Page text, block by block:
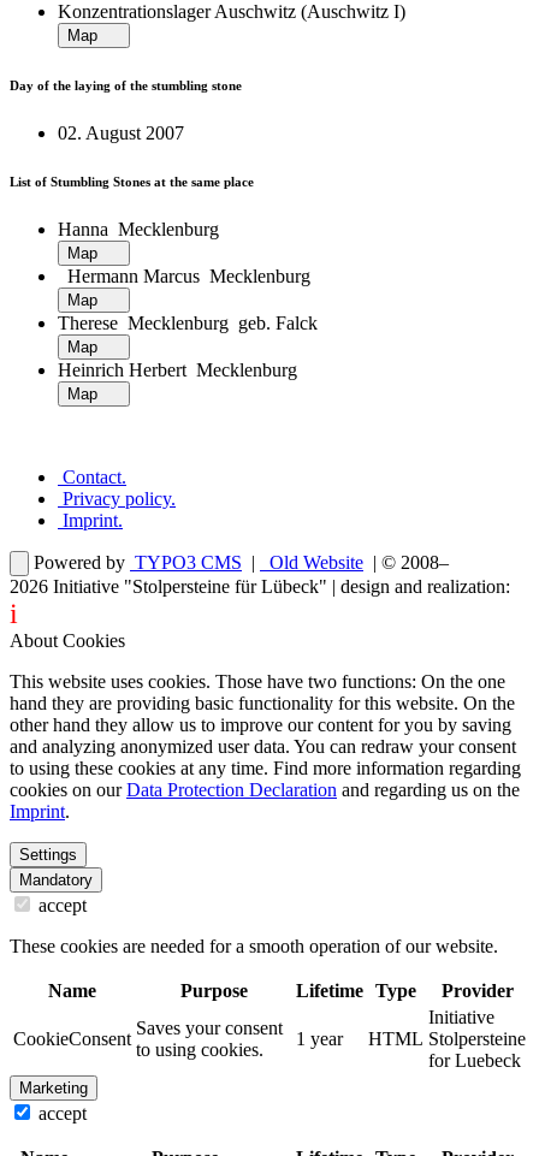
Konzentrationslager Auschwitz (Auschwitz I)
Day of the laying of the stumbling stone
02. August 2007
List of Stumbling Stones at the same place
Hanna Mecklenburg
Hermann Marcus Mecklenburg
Therese Mecklenburg geb. Falck
Heinrich Herbert Mecklenburg
Contact.
Privacy policy.
Imprint.
Powered by TYPO3 CMS | Old Website | © 2008–
2026 Initiative "Stolpersteine für Lübeck" | design and realization:
i
About Cookies
This website uses cookies. Those have two functions: On the one
hand they are providing basic functionality for this website. On the
other hand they allow us to improve our content for you by saving
and analyzing anonymized user data. You can redraw your consent
to using these cookies at any time. Find more information regarding
cookies on ourData Protection Declaration and regarding us on the
Imprint.
Settings
Mandatory
accept
These cookies are needed for a smooth operation of our website.
Name Purpose Lifetime Type Provider
CookieConsent
Saves your consent
to using cookies.
1 year HTML
Initiative
Stolpersteine
for Luebeck
Marketing
accept